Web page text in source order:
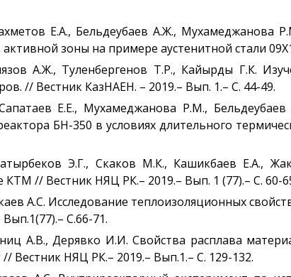
Е.А., Бельдеубаев А.Ж., Мухамеджанова
зоны на примере аустенитной стали
А.Ж., Туленбергенов Т.Р., Кайырды Г.К.
// Вестник КазНАЕН. – 2019.– Вып. 1.– С. 44-49.
Е.Е., Мухамеджанова Р.М.,
БН-350 в условиях длительного
Э.Г., Скаков М.К., Кашикбаев Е.А.,
КТМ // Вестник НЯЦ РК.– 2019.– Вып. 1 (77).– С. 60-
А.С. Исследование теплоизоляционных
С.66-71.
А.В., Дерявко И.И. Свойства расплава
Вестник НЯЦ РК.– 2019.– Вып.1.– С. 129-132.